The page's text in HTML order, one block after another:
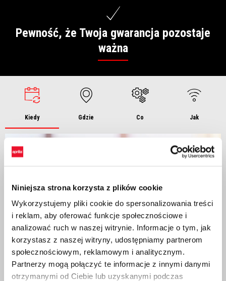
Niniejsza strona korzysta z plików cookie
Wykorzystujemy pliki cookie do spersonalizowania treści
i reklam, aby oferować funkcje społecznościowe i
analizować ruch w naszej witrynie. Informacje o tym, jak
korzystasz z naszej witryny, udostępniamy partnerom
społecznościowym, reklamowym i analitycznym.
Partnerzy mogą połączyć te informacje z innymi danymi
otrzymanymi od Ciebie lub uzyskanymi podczas
Pewność, że Twoja gwarancja pozostaje
ważna
Kiedy Gdzie Co Jak